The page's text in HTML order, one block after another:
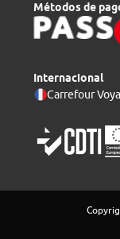
Métodos de
Internacional
Carrefour